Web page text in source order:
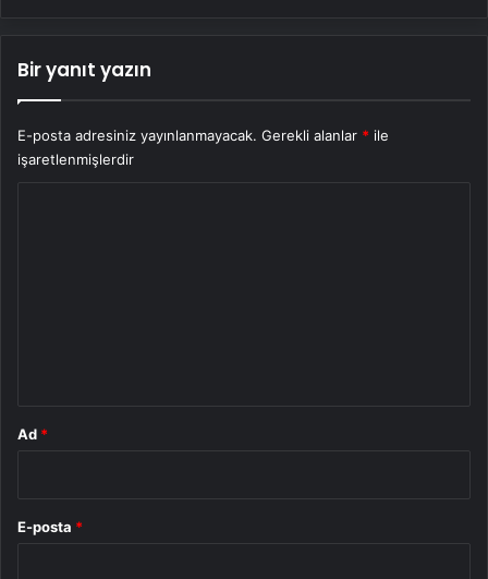
Bir yanıt yazın
E-posta adresiniz yayınlanmayacak. Gerekli alanlar * ile
işaretlenmişlerdir
Ad *
E-posta *